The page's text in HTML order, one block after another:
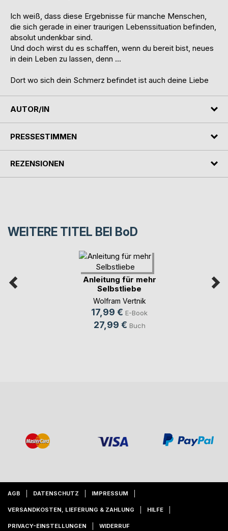
Ich weiß, dass diese Ergebnisse für manche Menschen,
die sich gerade in einer traurigen Lebenssituation befinden,
absolut undenkbar sind.
Und doch wirst du es schaffen, wenn du bereit bist, neues
in dein Leben zu lassen, denn ...
Dort wo sich dein Schmerz befindet ist auch deine Liebe
AUTOR/IN
PRESSESTIMMEN
REZENSIONEN
WEITERE TITEL BEI BoD
Anleitung für mehr
Selbstliebe
Wolfram Vertnik
17,99 € E-Book
27,99 € Buch
AGB DATENSCHUTZ IMPRESSUM
VERSANDKOSTEN, LIEFERUNG & ZAHLUNG HILFE
PRIVACY-EINSTELLUNGEN WIDERRUF